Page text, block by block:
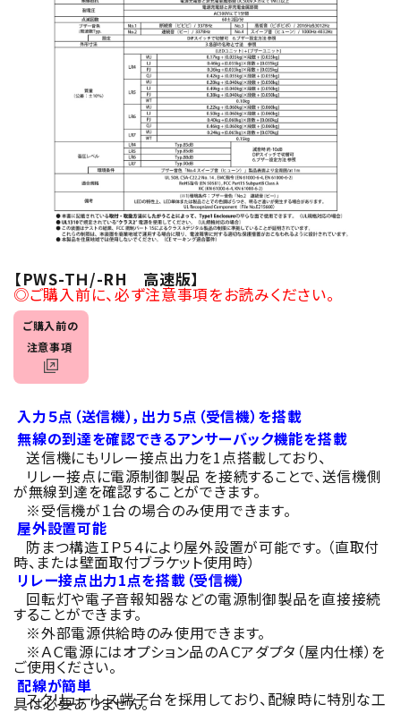
【PWS-TＨ/-RH 高速版】
◎ご購入前に、必ず注意事項をお読みください。
ご購入前の
注意事項
入力５点（送信機），出力５点（受信機）を搭載
無線の到達を確認できるアンサーバック機能を搭載
送信機にもリレー接点出力を1点搭載しており、
リレー接点に電源制御製品 を接続することで、送信機側
が無線到達を確認することができます。
※受信機が１台の場合のみ使用できます。
屋外設置可能
防まつ構造ＩＰ５４により屋外設置が可能です。 （直取付
時、または壁面取付ブラケット使用時）
リレー接点出力1点を搭載（受信機）
回転灯や電子音報知器などの電源制御製品を直接接続
することができます。
※外部電源供給時のみ使用できます。
※ＡＣ電源にはオプション品のＡＣアダプタ（屋内仕様）を
ご使用ください。
配線が簡単
スクリューレス端子台を採用しており、配線時に特別な工
具は必要ありません。